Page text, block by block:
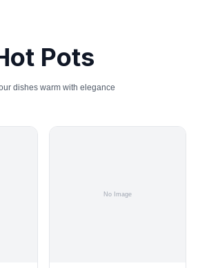
Pots
dishes warm with elegance